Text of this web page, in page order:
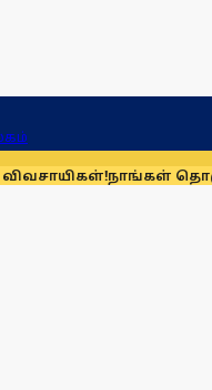
நாங்கள் தொகுதி